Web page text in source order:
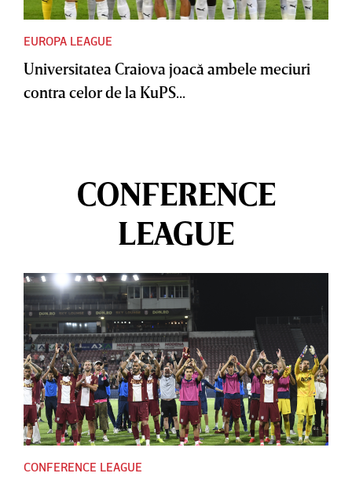
EUROPA LEAGUE
Universitatea Craiova joacă ambele meciuri
contra celor de la KuPS...
CONFERENCE
LEAGUE
CONFERENCE LEAGUE